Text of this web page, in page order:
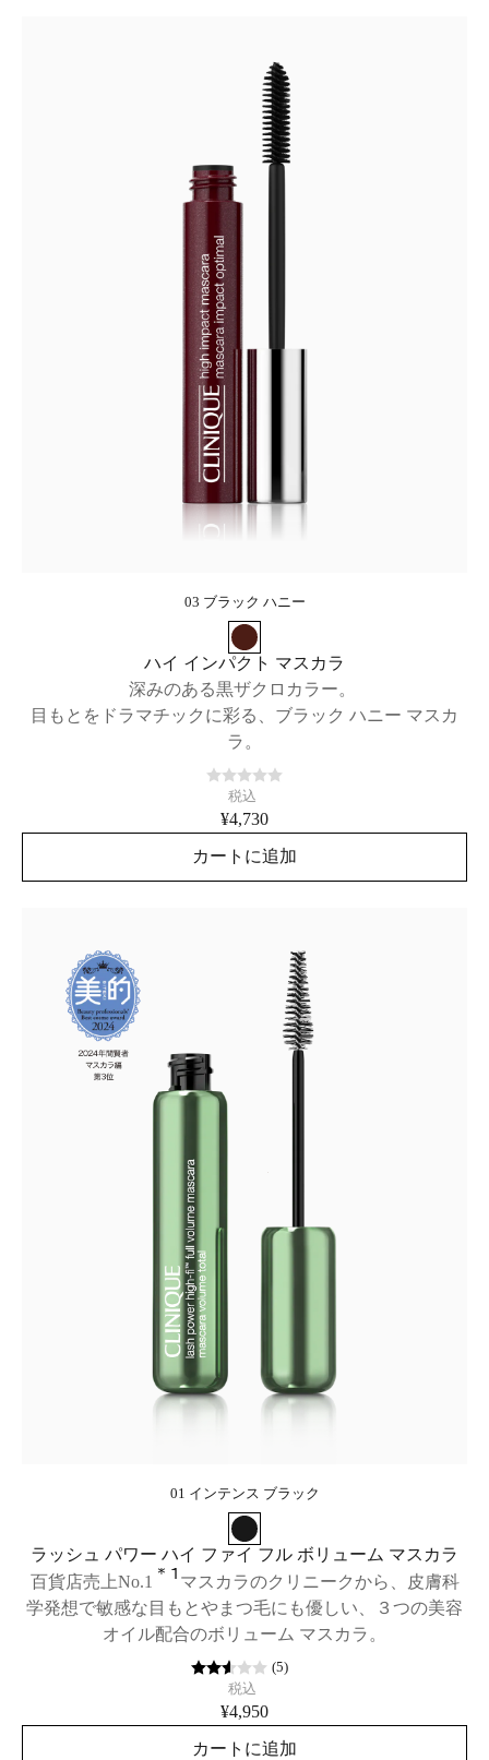
03 ブラック ハニー
ハイ インパクト マスカラ
深みのある黒ザクロカラー。
目もとをドラマチックに彩る、ブラック ハニー マスカ
ラ。
税込
¥4,730
カートに追加
01 インテンス ブラック
ラッシュ パワー ハイ ファイ フル ボリューム マスカラ
百貨店売上No.1 ＊1 マスカラのクリニークから、皮膚科
学発想で敏感な目もとやまつ毛にも優しい、３つの美容
オイル配合のボリューム マスカラ。
(5)
税込
¥4,950
カートに追加